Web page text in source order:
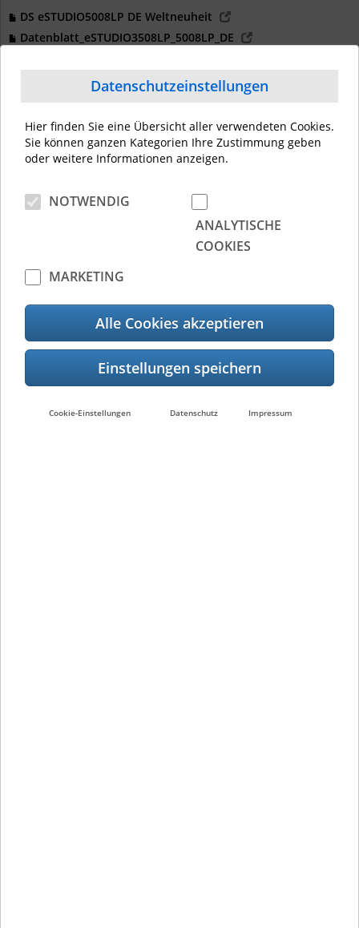
DS eSTUDIO5008LP DE Weltneuheit
Datenblatt_eSTUDIO3508LP_5008LP_DE
Kontakt
Vertriebspartnersuche
Datenschutzeinstellungen
Hier finden Sie eine Übersicht aller verwendeten Cookies.
Sie können ganzen Kategorien Ihre Zustimmung geben
oder weitere Informationen anzeigen.
NOTWENDIG
ANALYTISCHE
COOKIES
MARKETING
Alle Cookies akzeptieren
Cookie-Einstellungen Datenschutz Impressum